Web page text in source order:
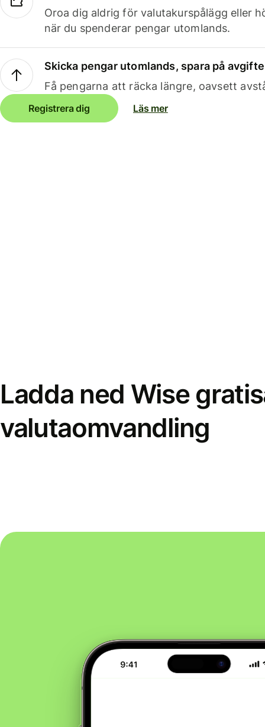
Oroa dig aldrig för valutakurspålägg eller
när du spenderar pengar utomlands.
Skicka pengar utomlands, spara på
Få pengarna att räcka längre, oavsett
Registrera dig Läs mer
Ladda ned Wise
valutaomvandling